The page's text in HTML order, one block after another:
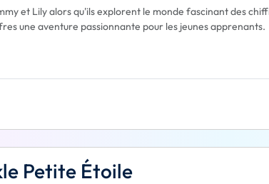
et Lily alors qu'ils explorent le monde fascinant des
une aventure passionnante pour les jeunes apprenants.
Petite Étoile